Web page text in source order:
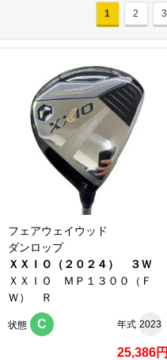
1 2 3
フェアウェイウッド
ダンロップ
ＸＸＩＯ（２０２４） ３Ｗ
ＸＸＩＯ ＭＰ１３００（Ｆ
Ｗ） Ｒ
状態 C 年式 2023
25,386円